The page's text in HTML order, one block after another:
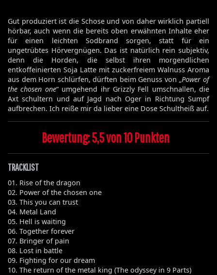
Gut produziert ist die Schose und von daher wirklich partiell
hörbar, auch wenn die bereits oben erwähnten Inhalte eher
für einen leichten Sodbrand sorgen, statt für ein
ungetrübtes Hörvergnügen. Das ist natürlich rein subjektiv,
denn die Horden, die selbst ihren morgendlichen
entkoffeinierten Soja Latte mit zuckerfreiem Walnuss Aroma
aus dem Horn schlürfen, dürften beim Genuss von „ Power of
the chosen one“ umgehend ihr Grizzly Fell umschnallen, die
Axt schultern und auf Jagd nach Oger in Richtung Sumpf
aufbrechen. Ich reiße mir da lieber eine Dose Schultheiß auf.
Bewertung: 5,5 von 10 Punkten
TRACKLIST
01. Rise of the dragon
02. Power of the chosen one
03. This you can trust
04. Metal Land
05. Hell is waiting
06. Together forever
07. Bringer of pain
08. Lost in battle
09. Fighting for our dream
10. The return of the metal king (The odyssey in 9 Parts)